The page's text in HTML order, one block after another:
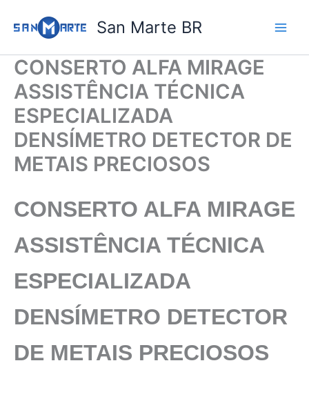
para
conteúdo
San Marte BR
CONSERTO ALFA MIRAGE
ASSISTÊNCIA TÉCNICA
ESPECIALIZADA
DENSÍMETRO DETECTOR DE
METAIS PRECIOSOS
CONSERTO ALFA MIRAGE
ASSISTÊNCIA TÉCNICA
ESPECIALIZADA
DENSÍMETRO DETECTOR
DE METAIS PRECIOSOS